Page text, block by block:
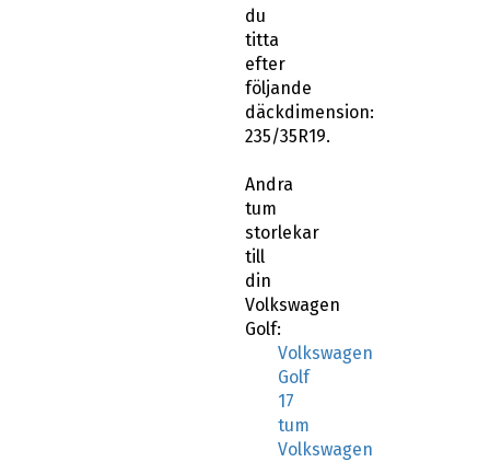
du
titta
efter
följande
däckdimension:
235/35R19.
Andra
tum
storlekar
till
din
Volkswagen
Golf:
Volkswagen
Golf
17
tum
Volkswagen